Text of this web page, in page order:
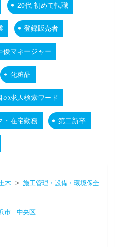
20代 初めて転職
登録販売者
優マネージャー
化粧品
の求人検索ワード
・在宅勤務 第二新卒
木 > 施工管理・設備・環境保全
市
中央区